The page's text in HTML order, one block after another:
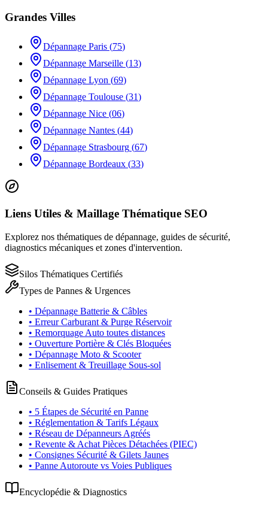
Grandes Villes
Dépannage Paris (75)
Dépannage Marseille (13)
Dépannage Lyon (69)
Dépannage Toulouse (31)
Dépannage Nice (06)
Dépannage Nantes (44)
Dépannage Strasbourg (67)
Dépannage Bordeaux (33)
Liens Utiles & Maillage Thématique SEO
Explorez nos thématiques de dépannage, guides de sécurité,
diagnostics mécaniques et zones d'intervention.
Silos Thématiques Certifiés
Types de Pannes & Urgences
• Dépannage Batterie & Câbles
• Erreur Carburant & Purge Réservoir
• Remorquage Auto toutes distances
• Ouverture Portière & Clés Bloquées
• Dépannage Moto & Scooter
• Enlisement & Treuillage Sous-sol
Conseils & Guides Pratiques
• 5 Étapes de Sécurité en Panne
• Réglementation & Tarifs Légaux
• Réseau de Dépanneurs Agréés
• Revente & Achat Pièces Détachées (PIEC)
• Consignes Sécurité & Gilets Jaunes
• Panne Autoroute vs Voies Publiques
Encyclopédie & Diagnostics